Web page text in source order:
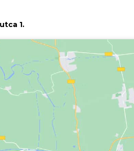
1.
Kattints ide a térkép